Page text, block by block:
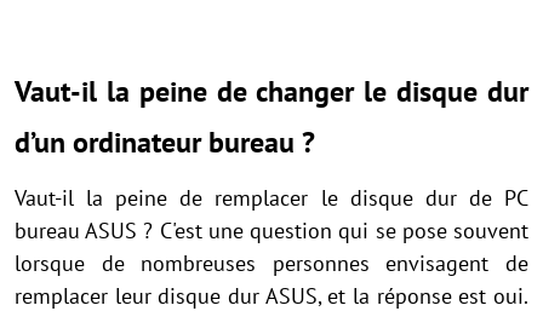
Vaut-il la peine de changer le disque dur
d’un ordinateur bureau ?
Vaut-il la peine de remplacer le disque dur de PC
bureau ASUS ? C'est une question qui se pose souvent
lorsque de nombreuses personnes envisagent de
remplacer leur disque dur ASUS, et la réponse est oui.